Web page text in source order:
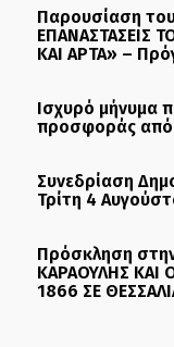
Παρουσίαση
ΕΠΑΝΑΣΤΑΣΕΙΣ
ΚΑΙ ΑΡΤΑ» –
Ισχυρό μήνυμα
προσφοράς από
Συνεδρίαση
Τρίτη 4
Πρόσκληση
ΚΑΡΑΟΥΛΗΣ ΚΑΙ
1866 ΣΕ